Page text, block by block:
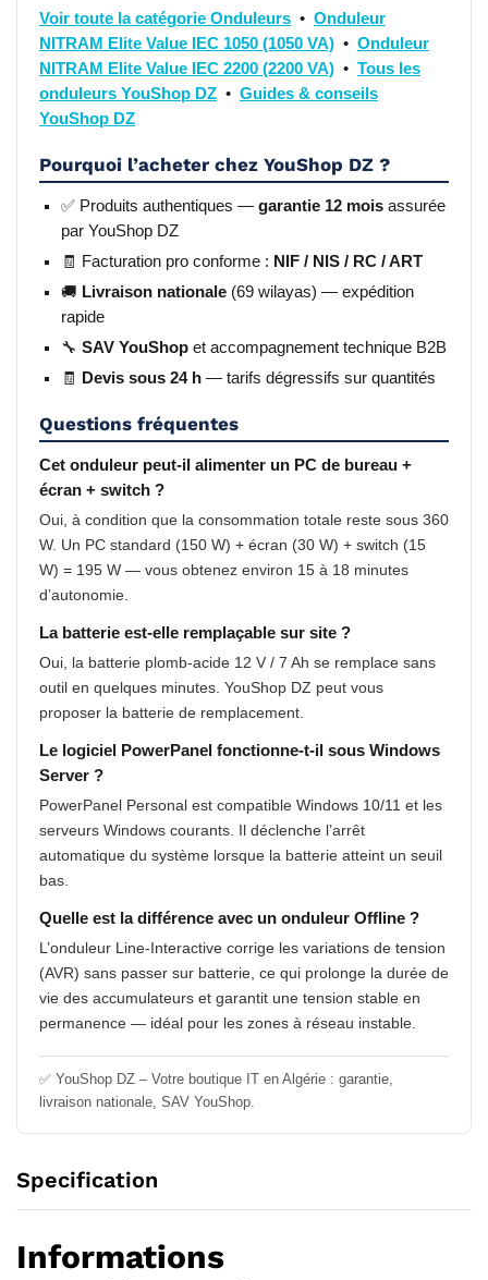
Voir toute la catégorie Onduleurs • Onduleur
NITRAM Elite Value IEC 1050 (1050 VA) • Onduleur
NITRAM Elite Value IEC 2200 (2200 VA) • Tous les
onduleurs YouShop DZ • Guides & conseils
YouShop DZ
Pourquoi l’acheter chez YouShop DZ ?
✅ Produits authentiques — garantie 12 mois assurée
par YouShop DZ
🧾 Facturation pro conforme : NIF / NIS / RC / ART
🚚 Livraison nationale (69 wilayas) — expédition
rapide
🔧 SAV YouShop et accompagnement technique B2B
🧾
Devis sous 24 h — tarifs dégressifs sur quantités
Questions fréquentes
Cet onduleur peut-il alimenter un PC de bureau +
écran + switch ?
Oui, à condition que la consommation totale reste sous 360
W. Un PC standard (150 W) + écran (30 W) + switch (15
W) = 195 W — vous obtenez environ 15 à 18 minutes
d’autonomie.
La batterie est-elle remplaçable sur site ?
Oui, la batterie plomb-acide 12 V / 7 Ah se remplace sans
outil en quelques minutes. YouShop DZ peut vous
proposer la batterie de remplacement.
Le logiciel PowerPanel fonctionne-t-il sous Windows
Server ?
PowerPanel Personal est compatible Windows 10/11 et les
serveurs Windows courants. Il déclenche l’arrêt
automatique du système lorsque la batterie atteint un seuil
bas.
Quelle est la différence avec un onduleur Offline ?
L’onduleur Line-Interactive corrige les variations de tension
(AVR) sans passer sur batterie, ce qui prolonge la durée de
vie des accumulateurs et garantit une tension stable en
permanence — idéal pour les zones à réseau instable.
✅ YouShop DZ – Votre boutique IT en Algérie : garantie,
livraison nationale, SAV YouShop.
Specification
Informations